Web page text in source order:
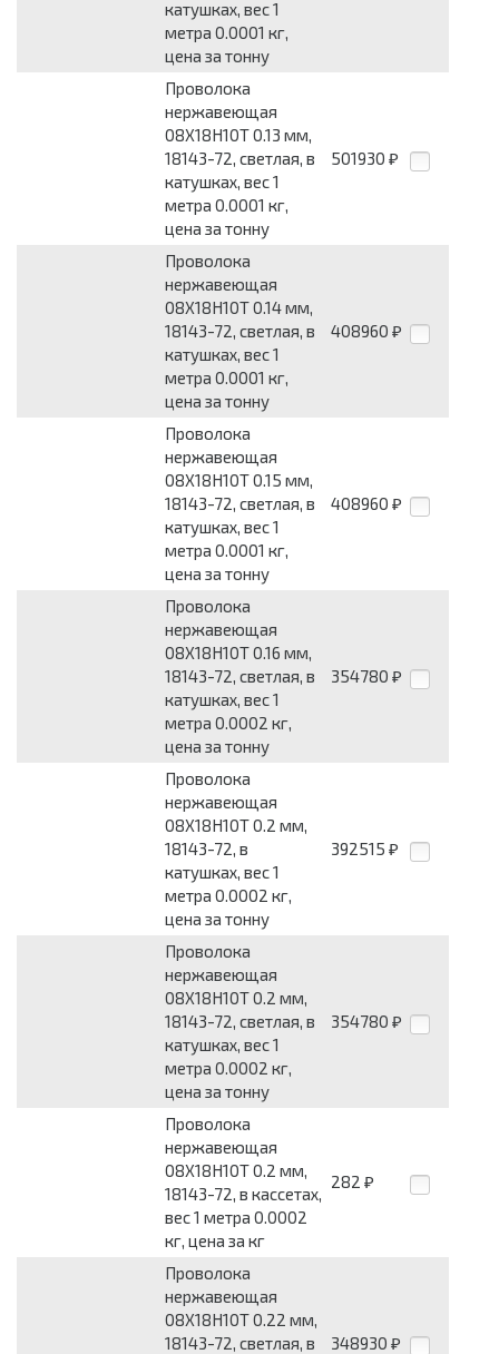
катушках, вес 1
метра 0.0001 кг,
цена за тонну
Проволока
нержавеющая
08Х18Н10Т 0.13 мм,
18143-72, светлая, в
катушках, вес 1
метра 0.0001 кг,
цена за тонну
501930 ₽
Проволока
нержавеющая
08Х18Н10Т 0.14 мм,
18143-72, светлая, в
катушках, вес 1
метра 0.0001 кг,
цена за тонну
408960 ₽
Проволока
нержавеющая
08Х18Н10Т 0.15 мм,
18143-72, светлая, в
катушках, вес 1
метра 0.0001 кг,
цена за тонну
408960 ₽
Проволока
нержавеющая
08Х18Н10Т 0.16 мм,
18143-72, светлая, в
катушках, вес 1
метра 0.0002 кг,
цена за тонну
354780 ₽
Проволока
нержавеющая
08Х18Н10Т 0.2 мм,
18143-72, в
катушках, вес 1
метра 0.0002 кг,
цена за тонну
392515 ₽
Проволока
нержавеющая
08Х18Н10Т 0.2 мм,
18143-72, светлая, в
катушках, вес 1
метра 0.0002 кг,
цена за тонну
354780 ₽
Проволока
нержавеющая
08Х18Н10Т 0.2 мм,
18143-72, в кассетах,
вес 1 метра 0.0002
кг, цена за кг
282 ₽
Проволока
нержавеющая
08Х18Н10Т 0.22 мм,
18143-72, светлая, в
348930 ₽